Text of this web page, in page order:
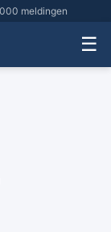
meldingen
☰